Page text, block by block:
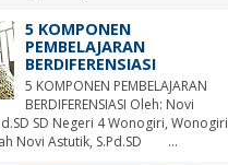
5 KOMPONEN
PEMBELAJARAN
BERDIFERENSIASI
5 KOMPONEN PEMBELAJARAN
BERDIFERENSIASI Oleh: Novi
SD Negeri 4 Wonogiri, Wonogiri
Novi Astutik, S.Pd.SD ...